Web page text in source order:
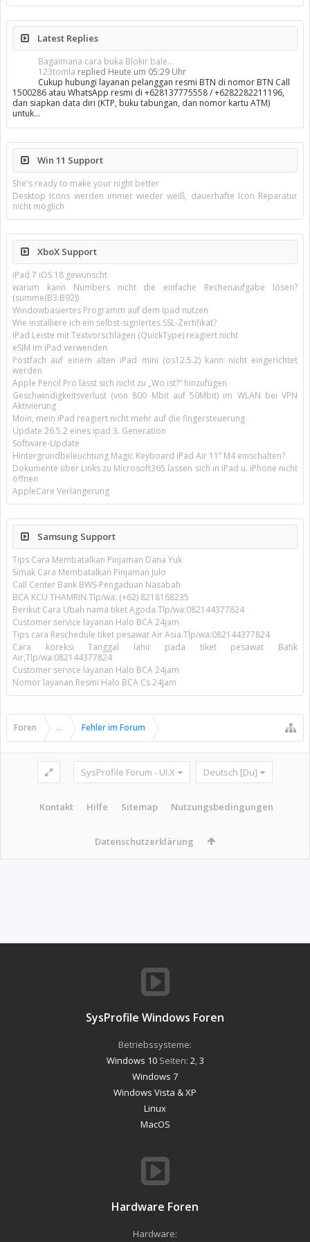
Latest Replies
Bagaimana cara buka Blokir bale...
123tomla replied Heute um 05:29 Uhr
Cukup hubungi layanan pelanggan resmi BTN di nomor BTN Call
1500286 atau WhatsApp resmi di +628137775558 / +6282282211196,
dan siapkan data diri (KTP, buku tabungan, dan nomor kartu ATM)
untuk…
Win 11 Support
She's ready to make your night better
Desktop Icons werden immer wieder weiß, dauerhafte Icon Reparatur
nicht möglich
XboX Support
iPad 7 iOS 18 gewünscht
warum kann Numbers nicht die einfache Rechenaufgabe lösen?
(summe(B3:B92))
Windowbasiertes Programm auf dem Ipad nutzen
Wie installiere ich ein selbst-signiertes SSL-Zertifikat?
iPad Leiste mit Textvorschlägen (QuickType) reagiert nicht
eSIM im iPad verwenden
Postfach auf einem alten iPad mini (os12.5.2) kann nicht eingerichtet
werden
Apple Pencil Pro lässt sich nicht zu „Wo ist?“ hinzufügen
Geschwindigkeitsverlust (von 800 Mbit auf 50Mbit) im WLAN bei VPN
Aktivierung
Moin, mein iPad reagiert nicht mehr auf die fingersteuerung
Update 26.5.2 eines ipad 3. Generation
Software-Update
Hintergrundbeleuchtung Magic Keyboard iPad Air 11’’ M4 einschalten?
Dokumente über Links zu Microsoft365 lassen sich in iPad u. iPhone nicht
öffnen
AppleCare Verlängerung
Samsung Support
Tips Cara Membatalkan Pinjaman Dana Yuk
Simak Cara Membatalkan Pinjaman Julo
Call Center Bank BWS-Pengaduan Nasabah
BCA KCU THAMRIN.Tlp/wa: (+62) 8218168235
Berikut Cara Ubah nama tiket Agoda.Tlp/wa:082144377824
Customer service layanan Halo BCA 24jam
Tips cara Reschedule tiket pesawat Air Asia.Tlp/wa:082144377824
Cara koreksi Tanggal lahir pada tiket pesawat Batik
Air,Tlp/wa:082144377824
Customer service layanan Halo BCA 24jam
Nomor layanan Resmi Halo BCA Cs 24Jam
Foren ... Fehler im Forum
SysProfile Forum - UI.X Deutsch [Du]
Kontakt Hilfe Sitemap Nutzungsbedingungen
Datenschutzerklärung
SysProfile Windows Foren
Betriebssysteme:
Windows 10Seiten: 2,3
Windows 7
Windows Vista & XP
Linux
MacOS
Hardware Foren
Hardware: